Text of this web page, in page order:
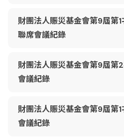
財團法人賑災基金會第9屆第1
聯席會議紀錄
財團法人賑災基金會第9屆第2
會議紀錄
財團法人賑災基金會第9屆第1
會議紀錄